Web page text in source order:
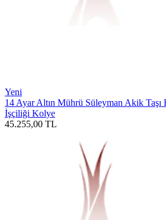
Yeni
14 Ayar Altın Mührü Süleyman Akik Taşı
İşçiliği Kolye
45.255,00 TL